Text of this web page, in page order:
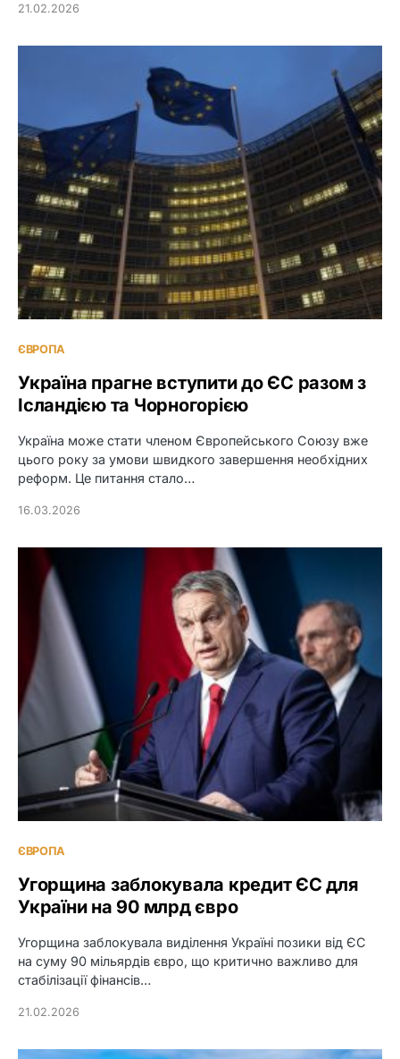
21.02.2026
ЄВРОПА
Україна прагне вступити до ЄС разом з
Ісландією та Чорногорією
Україна може стати членом Європейського Союзу вже
цього року за умови швидкого завершення необхідних
реформ. Це питання стало…
16.03.2026
ЄВРОПА
Угорщина заблокувала кредит ЄС для
України на 90 млрд євро
Угорщина заблокувала виділення Україні позики від ЄС
на суму 90 мільярдів євро, що критично важливо для
стабілізації фінансів…
21.02.2026